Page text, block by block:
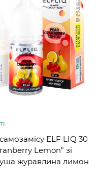
ELF LIQ 30
Lemon" зі
журавлина лимон